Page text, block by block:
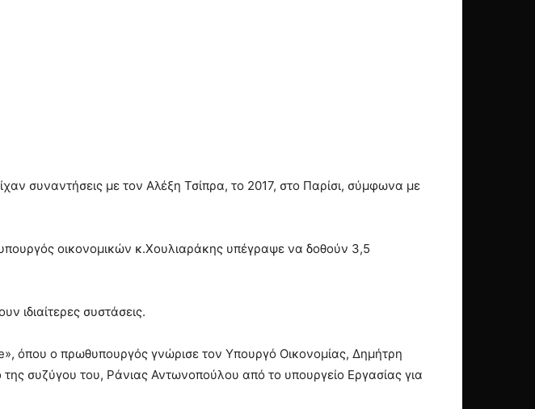
συναντήσεις με τον Αλέξη Τσίπρα, το 2017, στο Παρίσι, σύμφωνα με
οικονομικών κ.Χουλιαράκης υπέγραψε να δoθούν 3,5
ιδιαίτερες συστάσεις.
όπου ο πρωθυπουργός γνώρισε τον Υπουργό Οικονομίας, Δημήτρη
συζύγου του, Ράνιας Αντωνοπούλου από το υπουργείο Εργασίας για